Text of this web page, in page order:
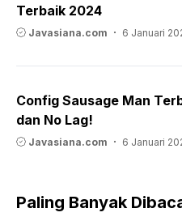
Terbaik 2024
Javasiana.com 6 Januari
Config Sausage Man
dan No Lag!
Javasiana.com 6 Januari
Paling Banyak